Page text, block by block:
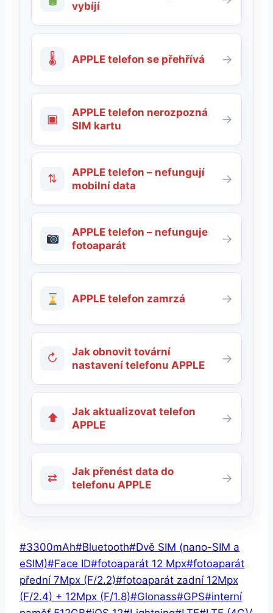
vybíjí
🌡 APPLE telefon se přehřívá →
▣
APPLE telefon nerozpozná
SIM kartu
→
⇅
APPLE telefon – nefungují
mobilní data
→
APPLE telefon – nefunguje
fotoaparát
→
APPLE telefon zamrzá →
↻
Jak obnovit tovární
nastavení telefonu APPLE
→
⬆
Jak aktualizovat telefon
APPLE
→
⇄
Jak přenést data do
telefonu APPLE
→
Štítky
příspěvků:
#3300mAh#Bluetooth#Dvě SIM (nano-SIM a
eSIM)#Face ID#fotoaparát 12 Mpx#fotoaparát
přední 7Mpx (F/2.2)#fotoaparát zadní 12Mpx
(F/2.4) + 12Mpx (F/1.8)#Glonass#GPS#interní